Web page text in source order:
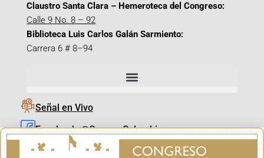
Claustro Santa Clara – Hemeroteca del Congreso:
Calle 9 No. 8 – 92
Biblioteca Luis Carlos Galán Sarmiento:
Carrera 6 # 8–94
Señal en Vivo
Facebook_@CamaraColombia
Instagram_@CamaraColombia